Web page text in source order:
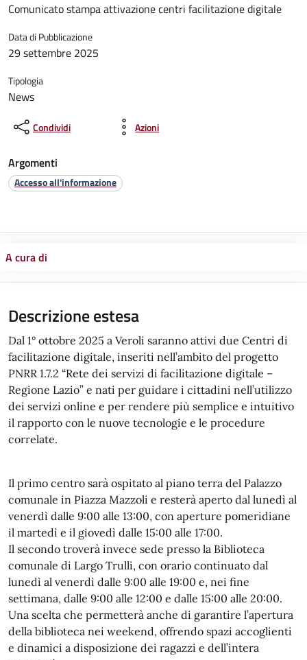
Comunicato stampa attivazione centri facilitazione digitale
Data di Pubblicazione
29 settembre 2025
Tipologia
News
Condividi Azioni
Argomenti
Accesso all'informazione
A cura di
Descrizione estesa
Dal 1° ottobre 2025 a Veroli saranno attivi due Centri di
facilitazione digitale, inseriti nell’ambito del progetto
PNRR 1.7.2 “Rete dei servizi di facilitazione digitale –
Regione Lazio” e nati per guidare i cittadini nell’utilizzo
dei servizi online e per rendere più semplice e intuitivo
il rapporto con le nuove tecnologie e le procedure
correlate.
Il primo centro sarà ospitato al piano terra del Palazzo
comunale in Piazza Mazzoli e resterà aperto dal lunedì al
venerdì dalle 9:00 alle 13:00, con aperture pomeridiane
il martedì e il giovedì dalle 15:00 alle 17:00.
Il secondo troverà invece sede presso la Biblioteca
comunale di Largo Trulli, con orario continuato dal
lunedì al venerdì dalle 9:00 alle 19:00 e, nei fine
settimana, dalle 9:00 alle 12:00 e dalle 15:00 alle 20:00.
Una scelta che permetterà anche di garantire l’apertura
della biblioteca nei weekend, offrendo spazi accoglienti
e dinamici a disposizione dei ragazzi e dell’intera